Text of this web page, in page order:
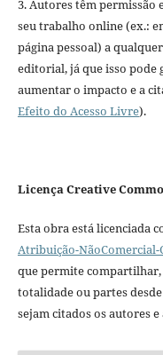
3. Autores têm permissão
seu trabalho online (ex.:
página pessoal) a
editorial, já que isso pode
aumentar o impacto e a
Efeito do Acesso Livre).
Licença Creative
Esta obra está licenciada
Atribuição-
que permite
totalidade ou partes
sejam citados os autores